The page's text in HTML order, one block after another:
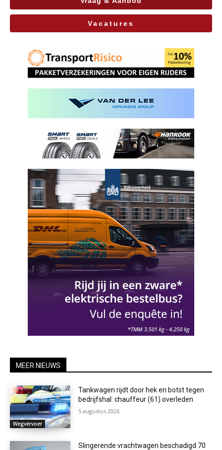
Vacatures
MEER NIEUWS
Wegvervoer
Tankwagen rijdt door hek en botst tegen
bedrijfshal: chauffeur (61) overleden
5 augustus 2026
Slingerende vrachtwagen beschadigd 70